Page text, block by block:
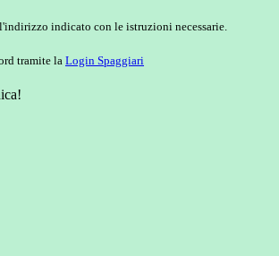
indicato con le istruzioni necessarie.
tramite la Login Spaggiari